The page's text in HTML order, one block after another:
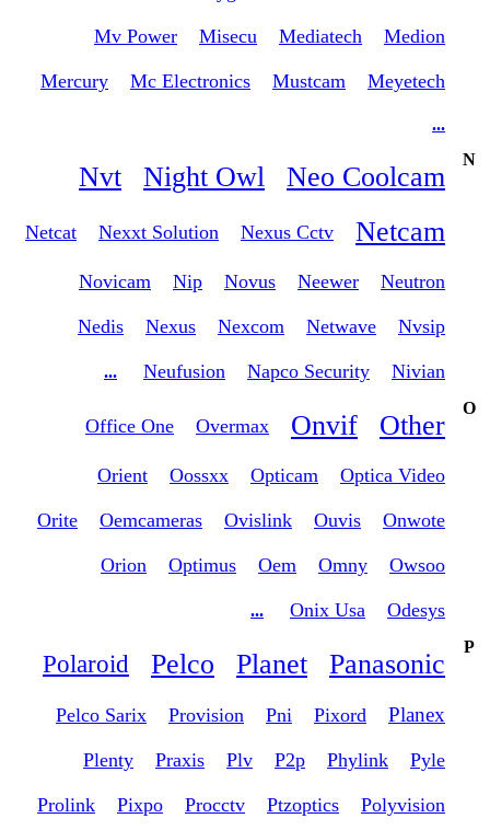
Medion
Mediatech
Misecu
Mv Power
Meyetech
Mustcam
Mc Electronics
Mercury
...
N
Neo Coolcam
Night Owl
Nvt
Netcam
Nexus Cctv
Nexxt Solution
Netcat
Neutron
Neewer
Novus
Nip
Novicam
Nvsip
Netwave
Nexcom
Nexus
Nedis
Nivian
Napco Security
Neufusion
...
O
Other
Onvif
Overmax
Office One
Optica Video
Opticam
Oossxx
Orient
Onwote
Ouvis
Ovislink
Oemcameras
Orite
Owsoo
Omny
Oem
Optimus
Orion
Odesys
Onix Usa
...
P
Panasonic
Planet
Pelco
Polaroid
Planex
Pixord
Pni
Provision
Pelco Sarix
Pyle
Phylink
P2p
Plv
Praxis
Plenty
Polyvision
Ptzoptics
Procctv
Pixpo
Prolink